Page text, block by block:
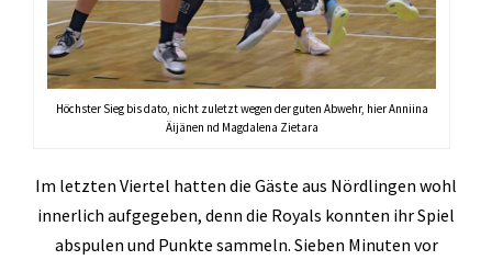
Höchster Sieg bis dato, nicht zuletzt wegen der guten Abwehr, hier Anniina
Äijänen nd Magdalena Zietara
Im letzten Viertel hatten die Gäste aus Nördlingen wohl
innerlich aufgegeben, denn die Royals konnten ihr Spiel
abspulen und Punkte sammeln. Sieben Minuten vor